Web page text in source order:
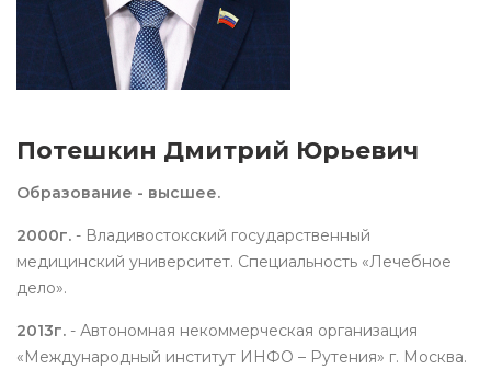
Потешкин Дмитрий Юрьевич
Образование - высшее.
2000г. - Владивостокский государственный
медицинский университет. Специальность «Лечебное
дело».
2013г. - Автономная некоммерческая организация
«Международный институт ИНФО – Рутения» г. Москва.